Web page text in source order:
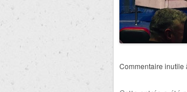
Commentaire inutile